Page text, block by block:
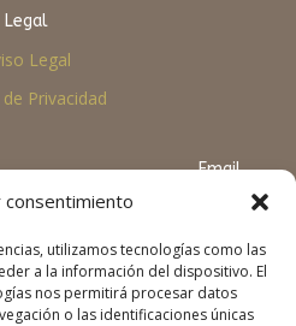
consentimiento
utilizamos tecnologías como las
a la información del dispositivo. El
nos permitirá procesar datos
o las identificaciones únicas
Legal
Legal
Privacidad
Email
info@viaobertanepal.org